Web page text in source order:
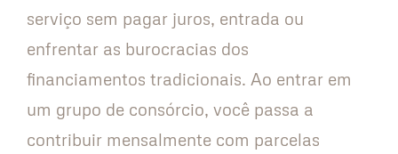
serviço sem pagar juros, entrada ou
enfrentar as burocracias dos
financiamentos tradicionais. Ao entrar em
um grupo de consórcio, você passa a
contribuir mensalmente com parcelas